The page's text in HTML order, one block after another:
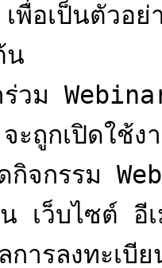
อเป็นตัวอย่
น
วม
ถูกเปิดใช้ง
กิจกรรม
เว็บไซต์ อี
ารลงทะเบี